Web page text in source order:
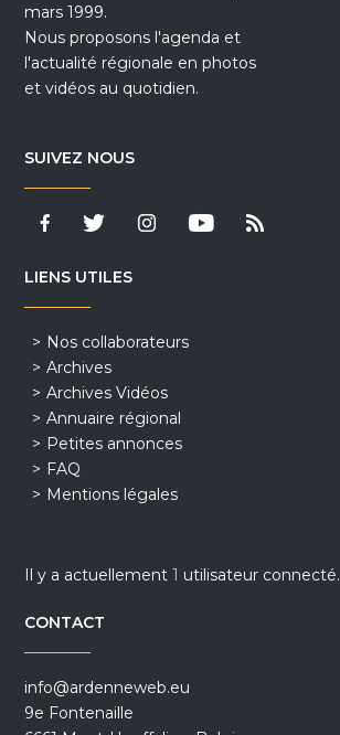
mars 1999.
Nous proposons l'agenda et
l'actualité régionale en photos
et vidéos au quotidien.
SUIVEZ NOUS
LIENS UTILES
Nos collaborateurs
Archives
Archives Vidéos
Annuaire régional
Petites annonces
FAQ
Mentions légales
Il y a actuellement1 utilisateur connecté.
CONTACT
info@ardenneweb.eu
9e Fontenaille